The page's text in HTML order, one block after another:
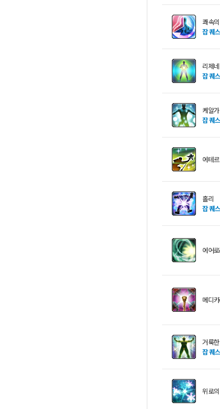
쾌속
잡 퀘
리제네
잡 퀘
케알가
잡 퀘
에테
홀리
잡 퀘
에어
메디
거룩
잡 퀘
위로